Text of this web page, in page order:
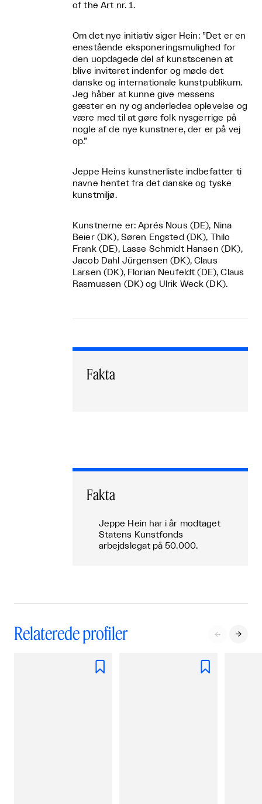
of the Art nr. 1.
Om det nye initiativ siger Hein: ”Det er en
enestående eksponeringsmulighed for
den uopdagede del af kunstscenen at
blive inviteret indenfor og møde det
danske og internationale kunstpublikum.
Jeg håber at kunne give messens
gæster en ny og anderledes oplevelse og
være med til at gøre folk nysgerrige på
nogle af de nye kunstnere, der er på vej
op.”
Jeppe Heins kunstnerliste indbefatter ti
navne hentet fra det danske og tyske
kunstmiljø.
Kunstnerne er: Aprés Nous (DE), Nina
Beier (DK), Søren Engsted (DK), Thilo
Frank (DE), Lasse Schmidt Hansen (DK),
Jacob Dahl Jürgensen (DK), Claus
Larsen (DK), Florian Neufeldt (DE), Claus
Rasmussen (DK) og Ulrik Weck (DK).
Fakta
Fakta
Jeppe Hein har i år modtaget
Statens Kunstfonds
arbejdslegat på 50.000.
Relaterede profiler  
 